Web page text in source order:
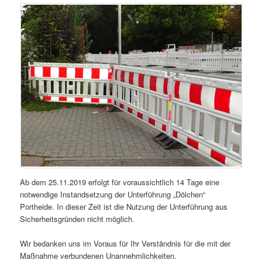
Ab dem 25.11.2019 erfolgt für voraussichtlich 14 Tage eine
notwendige Instandsetzung der Unterführung „Dölchen“
Portheide. In dieser Zeit ist die Nutzung der Unterführung aus
Sicherheitsgründen nicht möglich.
Wir bedanken uns im Voraus für Ihr Verständnis für die mit der
Maßnahme verbundenen Unannehmlichkeiten.